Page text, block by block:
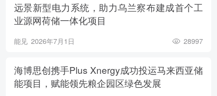
远景新型电力系统，助力乌兰察布建成首个工
业源网荷储一体化项目
能见 2026年7月1日 28997
海博思创携手Plus Xnergy成功投运马来西亚储
能项目，赋能领先粮企园区绿色发展